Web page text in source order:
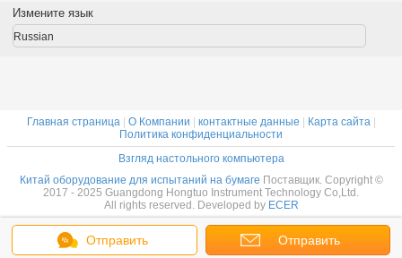
бумаги
для испытаний
грамматизма,
столовое
Испытатель
сопротивления
Отправить Отправить
Измените язык
Russian
Главная страница| О Компании контактные данные Карта сайта|
Политика конфиденциальности
Взгляд настольного компьютера
Китай оборудование для испытаний на бумаге Поставщик. Copyright ©
2017 - 2025 Guangdong Hongtuo Instrument Technology Co,Ltd.
All rights reserved. Developed by ECER